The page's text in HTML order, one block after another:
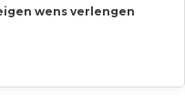
wens verlengen